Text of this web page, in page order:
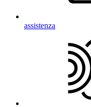
assistenza